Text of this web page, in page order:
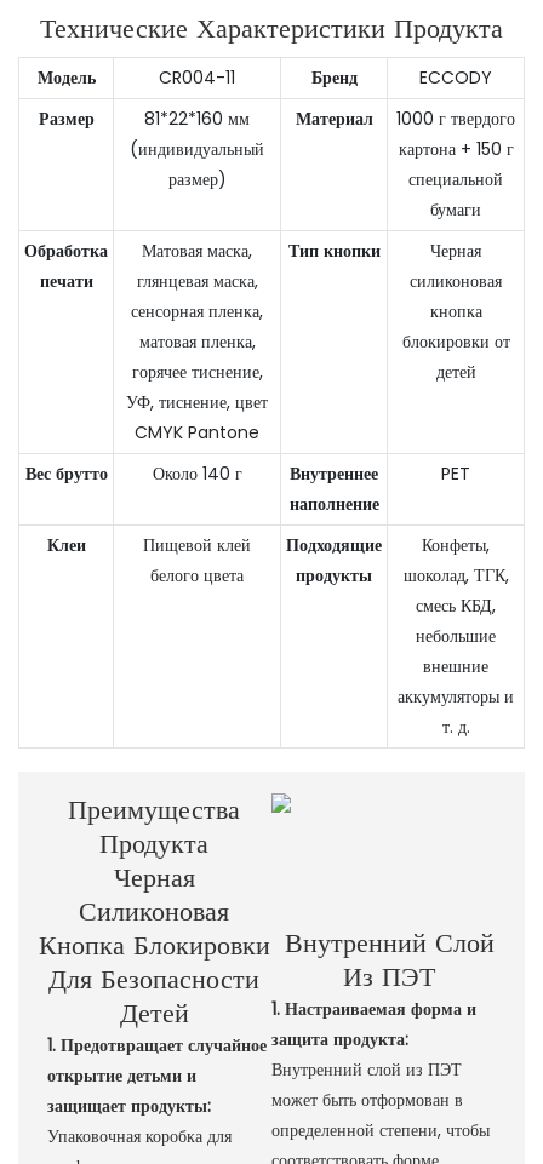
Технические Характеристики Продукта
Модель CR004-11 Бренд
ECCODY
Размер
81*22*160 мм
(индивидуальный
размер)
Материал
1000 г твердого
картона + 150 г
специальной
бумаги
Обработка
печати
Матовая маска,
глянцевая маска,
сенсорная пленка,
матовая пленка,
горячее тиснение,
УФ, тиснение, цвет
CMYK Pantone
Тип кнопки
Черная
силиконовая
кнопка
блокировки от
детей
Вес брутто Около 140 г
Внутреннее
наполнение
PET
Клеи
Пищевой клей
белого цвета
Подходящие
продукты
Конфеты,
шоколад, ТГК,
смесь КБД,
небольшие
внешние
аккумуляторы и
т. д.
Преимущества
Продукта
Черная
Силиконовая
Кнопка Блокировки
Для Безопасности
Детей
1. Предотвращает случайное
открытие детьми и
защищает продукты:
Упаковочная коробка для
Внутренний Слой
Из ПЭТ
1. Настраиваемая форма и
защита продукта:
Внутренний слой из ПЭТ
может быть отформован в
определенной степени, чтобы